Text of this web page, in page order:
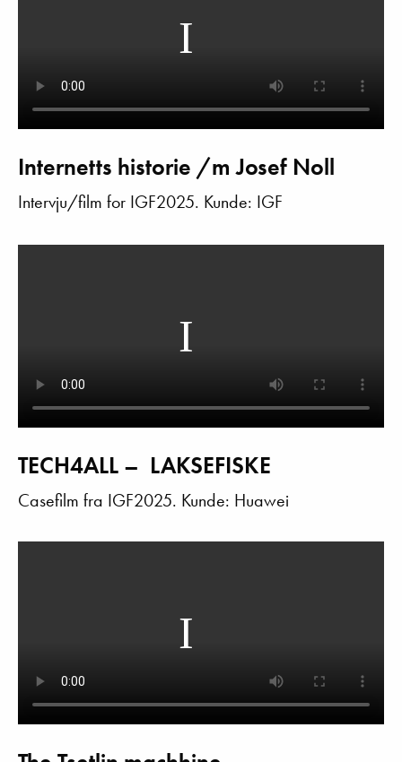
Internetts historie /m Josef Noll
Intervju/film for IGF2025. Kunde: IGF
TECH4ALL – LAKSEFISKE
Casefilm fra IGF2025. Kunde: Huawei